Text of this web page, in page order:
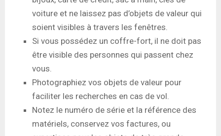
voiture et ne laissez pas d’objets de valeur qui
soient visibles à travers les fenêtres.
Si vous possédez un coffre-fort, il ne doit pas
être visible des personnes qui passent chez
vous.
Photographiez vos objets de valeur pour
faciliter les recherches en cas de vol.
Notez le numéro de série et la référence des
matériels, conservez vos factures, ou